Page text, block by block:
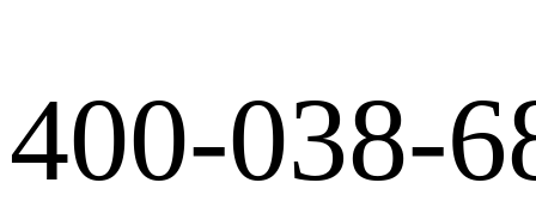
400-038-